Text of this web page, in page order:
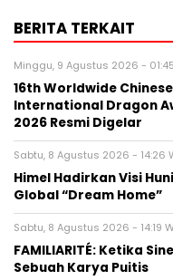
BERITA TERKAIT
Minggu, 9 Agustus 2026 -
16th Worldwide
International Dragon
2026 Resmi Digelar
Sabtu, 8 Agustus 2026 - 14:26
Himel Hadirkan Visi
Global “Dream Home”
Sabtu, 8 Agustus 2026 - 14:19
FAMILIARITÉ: Ketika
Sebuah Karya Puitis